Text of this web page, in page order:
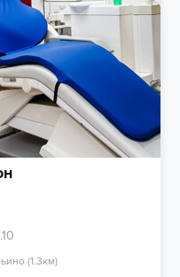
(1.3км)